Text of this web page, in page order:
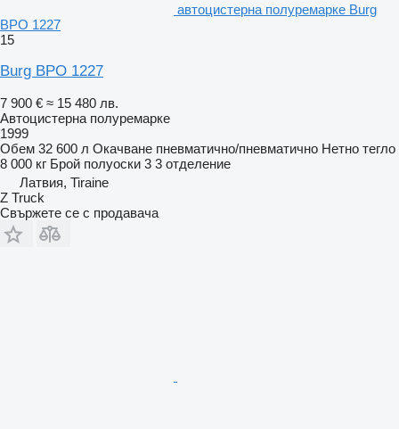
автоцистерна полуремарке Burg
BPO 1227
15
Burg BPO 1227
7 900 € ≈ 15 480 лв.
Автоцистерна полуремарке
1999
Обем 32 600 л Окачване пневматично/пневматично Нетно тегло
8 000 кг Брой полуоски 3 3 отделение
Латвия, Tiraine
Z Truck
Свържете се с продавача